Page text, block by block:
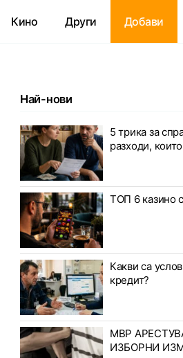
Кино Други Добави
Най-нови
5 трика за
разходи,
ТОП 6 казино
Какви са
кредит?
МВР
ИЗБОРНИ